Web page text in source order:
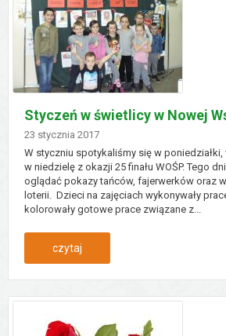
pożytku
publicznego
Styczeń w świetlicy w Nowej
Dodano
23 stycznia 2017
W styczniu spotykaliśmy się w
w niedzielę z okazji 25 finału WOŚP. Tego
oglądać pokazy tańców, fajerwerków oraz
loterii. Dzieci na zajęciach wykonywały
kolorowały gotowe prace związane z...
czytaj
styczeń